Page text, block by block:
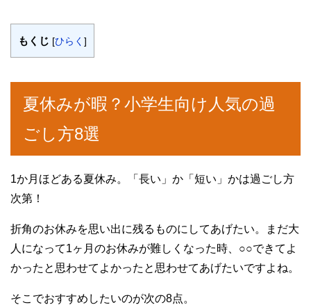
もくじ [ひらく ]
夏休みが暇？小学生向け人気の過
ごし方8選
1か月ほどある夏休み。「長い」か「短い」かは過ごし方
次第！
折角のお休みを思い出に残るものにしてあげたい。まだ大
人になって1ヶ月のお休みが難しくなった時、○○できてよ
かったと思わせてよかったと思わせてあげたいですよね。
そこでおすすめしたいのが次の8点。